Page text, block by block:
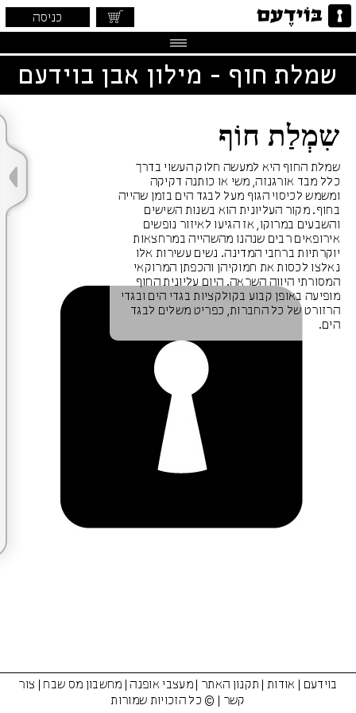
כניסה
שמלת חוף - מילון אבן בוידעם
שִמְלַת חוֹף
שמלת החוף היא למעשה חלוק העשוי בדרך
כלל מבד אורגנזה, משי או כותנה דקיקה
ומשמש לכיסוי הגוף מעל לבגד הים בזמן שהייה
בחוף. מקור העליונית הוא בשנות השישים
והשבעים במרוקו, אז הגיעו לאיזור נופשים
אירופאים רבים שנהנו מהשהייה במרחצאות
יוקרתיות ברחבי המדינה. נשים עשירות אלו
נאלצו לכסות את חמוקיהן והכפתן המרוקאי
המסורתי היווה השראה. היום עליונית החוף
מופיעה באופן קבוע בקולקציות בגדי הים ובגדי
הרזורט של כל החברות, כפריט משלים לבגד
הים.
בוידעם אודות| תקנון האתר |מעצבי אופנה| מחשבון מס שבח
צור
קשר
| © כל הזכויות שמורות